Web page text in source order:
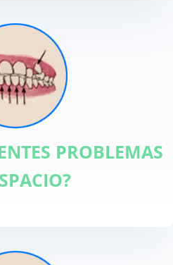
PROBLEMAS